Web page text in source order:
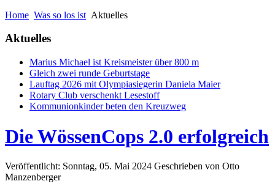
Home Was so los ist Aktuelles
Aktuelles
Marius Michael ist Kreismeister über 800 m
Gleich zwei runde Geburtstage
Lauftag 2026 mit Olympiasiegerin Daniela Maier
Rotary Club verschenkt Lesestoff
Kommunionkinder beten den Kreuzweg
Die WössenCops 2.0 erfolgreich
Veröffentlicht: Sonntag, 05. Mai 2024 Geschrieben von Otto
Manzenberger